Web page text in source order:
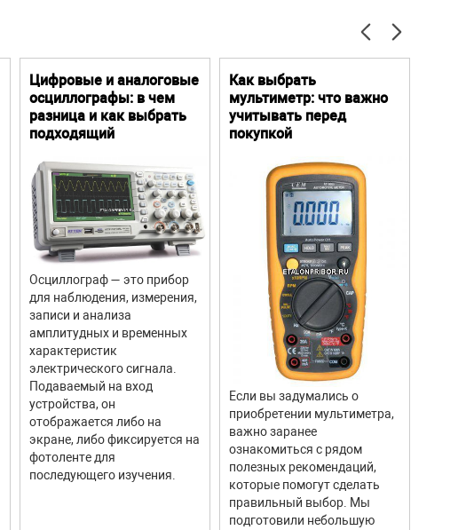
Цифровые и аналоговые
осциллографы: в чем
разница и как выбрать
подходящий
Осциллограф — это прибор
для наблюдения, измерения,
записи и анализа
амплитудных и временных
характеристик
электрического сигнала.
Подаваемый на вход
устройства, он
отображается либо на
экране, либо фиксируется на
фотоленте для
последующего изучения.
Как выбрать
мультиметр: что важно
учитывать перед
покупкой
Если вы задумались о
приобретении мультиметра,
важно заранее
ознакомиться с рядом
полезных рекомендаций,
которые помогут сделать
правильный выбор. Мы
подготовили небольшую